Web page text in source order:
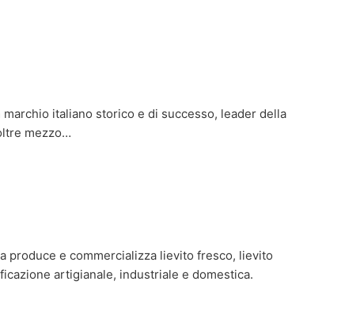
marchio italiano storico e di successo, leader della
mezzo…
produce e commercializza lievito fresco, lievito
artigianale, industriale e domestica.